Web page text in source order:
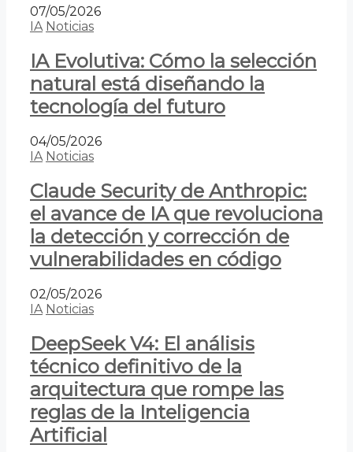
07/05/2026
IA Noticias
IA Evolutiva: Cómo la selección
natural está diseñando la
tecnología del futuro
04/05/2026
IA Noticias
Claude Security de Anthropic:
el avance de IA que revoluciona
la detección y corrección de
vulnerabilidades en código
02/05/2026
IA Noticias
DeepSeek V4: El análisis
técnico definitivo de la
arquitectura que rompe las
reglas de la Inteligencia
Artificial